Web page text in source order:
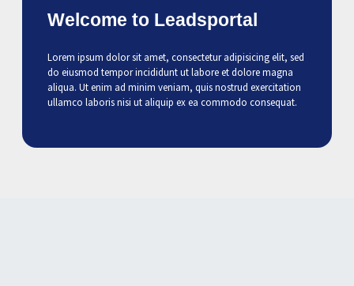
Welcome to Leadsportal
Lorem ipsum dolor sit amet, consectetur adipisicing elit, sed
do eiusmod tempor incididunt ut labore et dolore magna
aliqua. Ut enim ad minim veniam, quis nostrud exercitation
ullamco laboris nisi ut aliquip ex ea commodo consequat.